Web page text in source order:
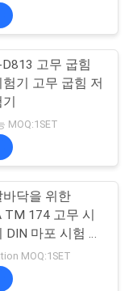
고무 굽힘
기 고무 굽힘 저
MOQ:1SET
바닥을 위한
TM 174 고무 시
DIN 마포 시험 장
MOQ:1SET